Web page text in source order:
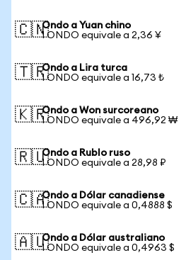
🇨🇳Ondo a Yuan chino
1 ONDO equivale a 2,36 ¥
🇹🇷Ondo a Lira turca
1 ONDO equivale a 16,73 ₺
🇰🇷Ondo a Won surcoreano
1 ONDO equivale a 496,92 ₩
🇷🇺Ondo a Rublo ruso
1 ONDO equivale a 28,98 ₽
🇨🇦Ondo a Dólar canadiense
1 ONDO equivale a 0,4888 $
🇦🇺Ondo a Dólar australiano
1 ONDO equivale a 0,4963 $